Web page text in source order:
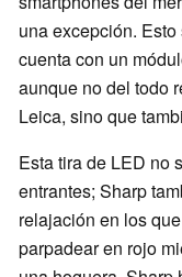
una excepción.
cuenta con un
aunque no del todo
Leica, sino que
Esta tira de LED no
entrantes; Sharp
relajación en los
parpadear en rojo